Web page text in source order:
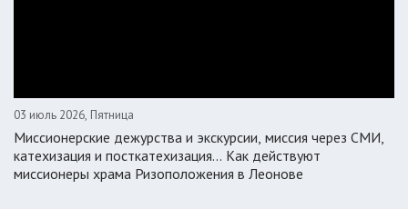
03 июль 2026, Пятница
Миссионерские дежурства и экскурсии, миссия через СМИ,
катехизация и посткатехизация… Как действуют
миссионеры храма Ризоположения в Леонове